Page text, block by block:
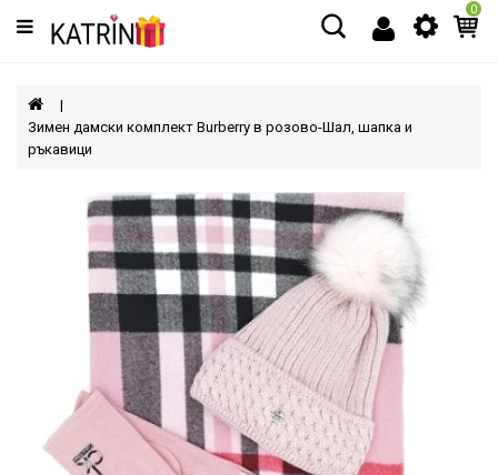
Категории
МЪЖЕ
ЖЕНИ
АКСЕСОАРИ
0
Зимен дамски комплект Burberry в розово-Шал, шапка и
ръкавици